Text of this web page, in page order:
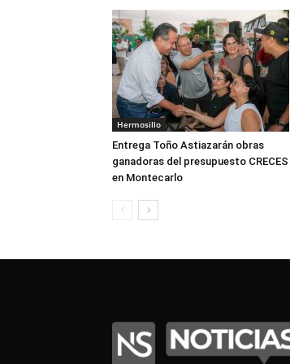
Hermosillo
Entrega Toño Astiazarán obras
ganadoras del presupuesto CRECES
en Montecarlo